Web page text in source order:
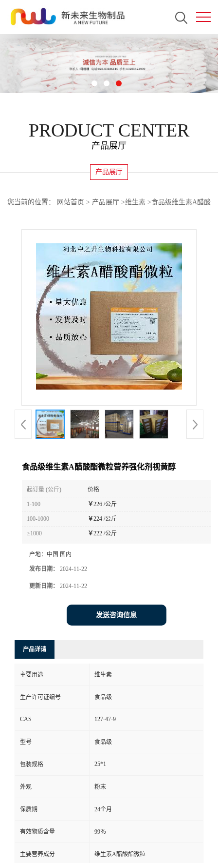
PRODUCT CENTER
产品展厅
产品展厅
您当前的位置： 网站首页 > 产品展厅 >维生素 >食品级维生素A醋酸
食品级维生素A醋酸酯微粒营养强化剂视黄醇
起订量 (公斤) 价格
1-100 ￥226 /公斤
100-1000 ￥224 /公斤
≥1000 ￥222 /公斤
产地： 中国 国内
发布日期： 2024-11-22
更新日期： 2024-11-22
发送咨询信息
产品详请
主要用途 维生素
生产许可证编号 食品级
CAS 127-47-9
型号 食品级
包装规格 25*1
外观 粉末
保质期 24个月
有效物质含量 99％
主要营养成分 维生素A醋酸酯微粒